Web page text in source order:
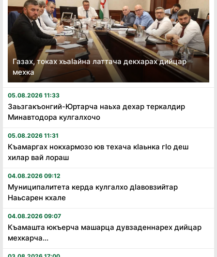
Газах, токах хьаӏайна латтача декхарах дийцар
мехка
05.08.2026 11:33
Заьзгакъонгий-Юртарча наьха дехар теркалдир
Минавтодора кулгалхочо
05.08.2026 11:31
Къамаргах нокхармозо юв техача кӏаьнка гӏо деш
хилар вай лораш
04.08.2026 09:12
Муниципалитета керда кулгалхо дӏавовзийтар
Наьсарен кхале
04.08.2026 09:07
Къамашта юкъерча машарца дувзаденнарех дийцар
мехкарча...